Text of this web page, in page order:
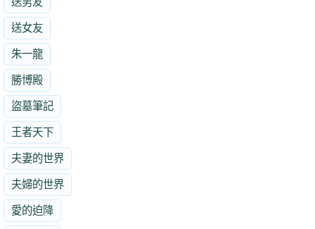
送女友
朱一龍
勝博殿
盜墓筆記
王者天下
夫妻的世界
夫婦的世界
愛的迫降